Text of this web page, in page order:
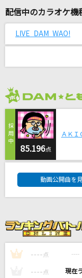
あの夏が飽和す
カンザキイオリ
[生音]ギターと
星屑ビーナス
Aimer(エメ)
スターマイン
Da-iCE
[生音]恥ずかし
緑黄色社会
青柳翔
[生音]To Love
モア]
Celine Dion With
配信中のカラオケ機
LIVE DAM WAO!
85.196点
ＡＫＩ
動画公開曲を
1 ---- 点 ----
---- 点 ----